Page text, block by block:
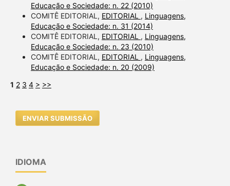
Educação e Sociedade: n. 22 (2010)
COMITÊ EDITORIAL, EDITORIAL , Linguagens,
Educação e Sociedade: n. 31 (2014)
COMITÊ EDITORIAL, EDITORIAL , Linguagens,
Educação e Sociedade: n. 23 (2010)
COMITÊ EDITORIAL, EDITORIAL , Linguagens,
Educação e Sociedade: n. 20 (2009)
1 2 3 4 > >>
ENVIAR SUBMISSÃO
IDIOMA